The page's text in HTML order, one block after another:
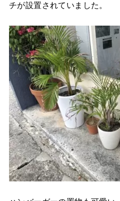
チが設置されていました。